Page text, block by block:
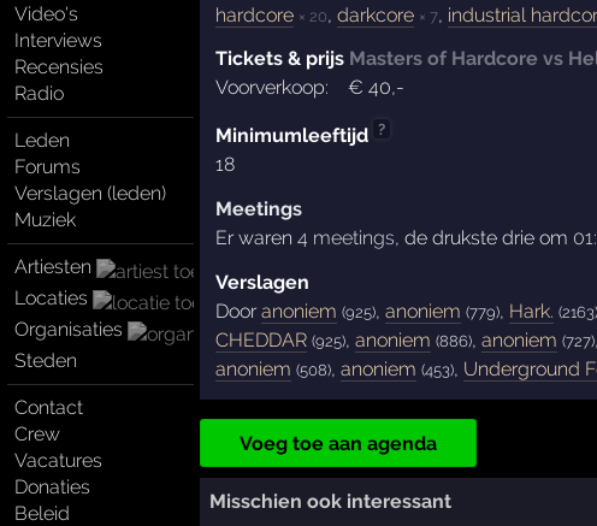
Video's
Interviews
Recensies
Radio
Leden
Forums
Verslagen (leden)
Muziek
Artiesten
Locaties
Organisaties
Steden
Contact
Crew
Vacatures
Donaties
Beleid
hardcore × 20, darkcore × 7, industrial
Tickets & prijs Masters of Hardcore vs
Voorverkoop:
€ 40,-
Minimumleeftijd ?
18
Meetings
Er waren 4 meetings, de drukste drie om
Verslagen
Door anoniem (925), anoniem (779), Hark. (2163)
CHEDDAR (925), anoniem (886), anoniem (727),
anoniem (508), anoniem (453), Underground
Voeg toe aan agenda
Misschien ook interessant